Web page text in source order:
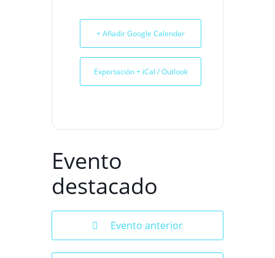
+ Añadir Google Calendar
Exportación + iCal / Outlook
Evento
destacado
Evento anterior